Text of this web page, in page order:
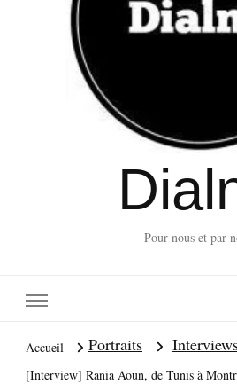
Pour nous et par
Accueil Portraits
[Interview] Rania Aoun, de Tunis à